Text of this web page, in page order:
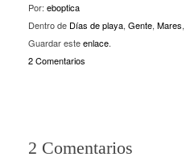
Por: eboptica
Dentro de Días de playa, Gente, Mares,
Guardar esteenlace.
2 Comentarios
2 Comentarios